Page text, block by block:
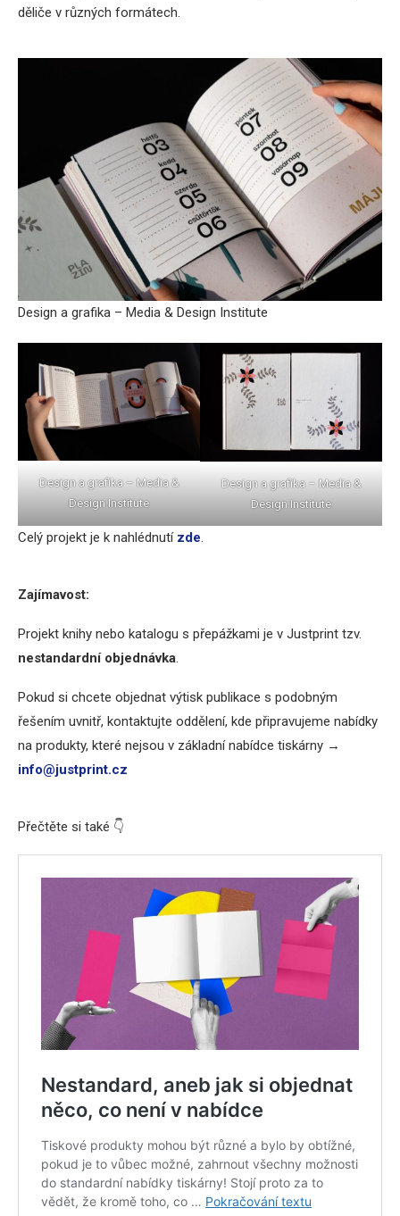
děliče v různých formátech.
Design a grafika – Media & Design Institute
Design a grafika – Media &
Design Institute
Design a grafika – Media &
Design Institute
Celý projekt je k nahlédnutí zde.
Zajímavost:
Projekt knihy nebo katalogu s přepážkami je v Justprint tzv.
nestandardní objednávka.
Pokud si chcete objednat výtisk publikace s podobným
řešením uvnitř, kontaktujte oddělení, kde připravujeme nabídky
na produkty, které nejsou v základní nabídce tiskárny →
info@justprint.cz
Přečtěte si také 👇